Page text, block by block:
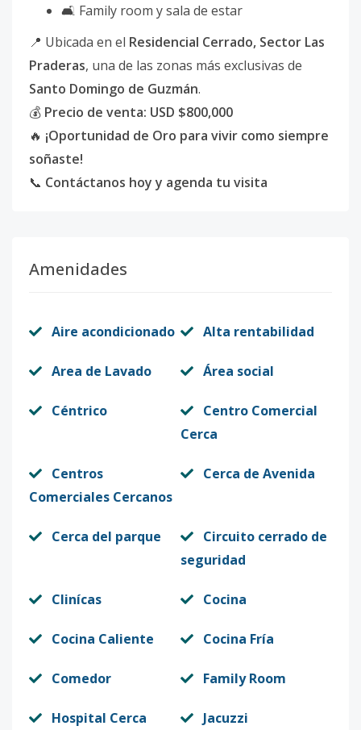
🛋 Family room y sala de estar
📍 Ubicada en el Residencial Cerrado, Sector Las
Praderas, una de las zonas más exclusivas de
Santo Domingo de Guzmán.
💰 Precio de venta: USD $800,000
🔥 ¡Oportunidad de Oro para vivir como siempre
soñaste!
📞 Contáctanos hoy y agenda tu visita
Amenidades
Aire acondicionado Alta rentabilidad
Area de Lavado Área social
Céntrico
Centro Comercial
Cerca
Centros
Comerciales Cercanos
Cerca de Avenida
Cerca del parque
Circuito cerrado de
seguridad
Clinícas Cocina
Cocina Caliente Cocina Fría
Comedor Family Room
Hospital Cerca Jacuzzi